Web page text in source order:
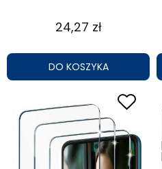
24,27 zł
DO KOSZYKA